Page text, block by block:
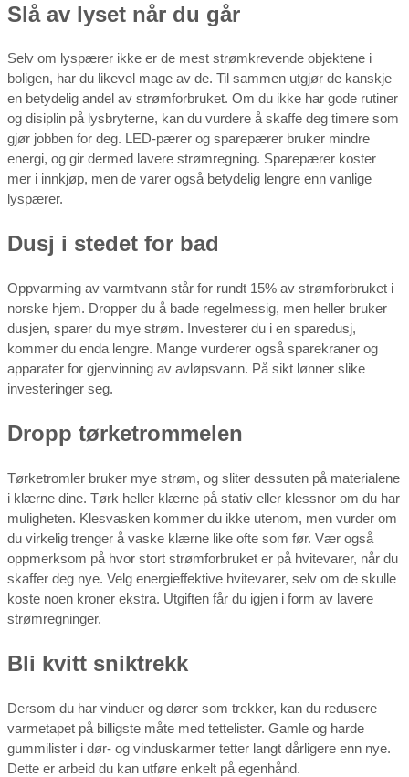
Slå av lyset når du går
Selv om lyspærer ikke er de mest strømkrevende objektene i
boligen, har du likevel mage av de. Til sammen utgjør de kanskje
en betydelig andel av strømforbruket. Om du ikke har gode rutiner
og disiplin på lysbryterne, kan du vurdere å skaffe deg timere som
gjør jobben for deg. LED-pærer og sparepærer bruker mindre
energi, og gir dermed lavere strømregning. Sparepærer koster
mer i innkjøp, men de varer også betydelig lengre enn vanlige
lyspærer.
Dusj i stedet for bad
Oppvarming av varmtvann står for rundt 15% av strømforbruket i
norske hjem. Dropper du å bade regelmessig, men heller bruker
dusjen, sparer du mye strøm. Investerer du i en sparedusj,
kommer du enda lengre. Mange vurderer også sparekraner og
apparater for gjenvinning av avløpsvann. På sikt lønner slike
investeringer seg.
Dropp tørketrommelen
Tørketromler bruker mye strøm, og sliter dessuten på materialene
i klærne dine. Tørk heller klærne på stativ eller klessnor om du har
muligheten. Klesvasken kommer du ikke utenom, men vurder om
du virkelig trenger å vaske klærne like ofte som før. Vær også
oppmerksom på hvor stort strømforbruket er på hvitevarer, når du
skaffer deg nye. Velg energieffektive hvitevarer, selv om de skulle
koste noen kroner ekstra. Utgiften får du igjen i form av lavere
strømregninger.
Bli kvitt sniktrekk
Dersom du har vinduer og dører som trekker, kan du redusere
varmetapet på billigste måte med tettelister. Gamle og harde
gummilister i dør- og vinduskarmer tetter langt dårligere enn nye.
Dette er arbeid du kan utføre enkelt på egenhånd.